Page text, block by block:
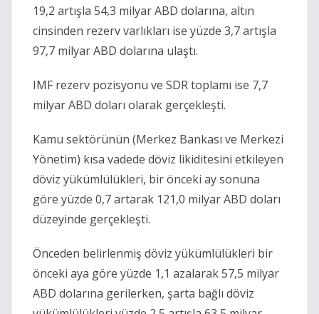
19,2 artışla 54,3 milyar ABD dolarına, altın
cinsinden rezerv varlıkları ise yüzde 3,7 artışla
97,7 milyar ABD dolarına ulaştı.
IMF rezerv pozisyonu ve SDR toplamı ise 7,7
milyar ABD doları olarak gerçekleşti.
Kamu sektörünün (Merkez Bankası ve Merkezi
Yönetim) kısa vadede döviz likiditesini etkileyen
döviz yükümlülükleri, bir önceki ay sonuna
göre yüzde 0,7 artarak 121,0 milyar ABD doları
düzeyinde gerçekleşti.
Önceden belirlenmiş döviz yükümlülükleri bir
önceki aya göre yüzde 1,1 azalarak 57,5 milyar
ABD dolarına gerilerken, şarta bağlı döviz